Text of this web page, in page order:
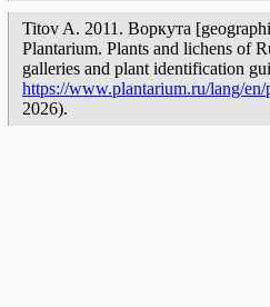
Titov A. 2011. Воркута
Plantarium. Plants and lichens of
galleries and plant identification
https://www.plantarium.ru/lang/
2026).